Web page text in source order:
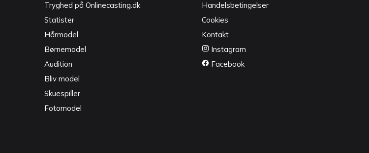
Tryghed på Onlinecasting.dk
Statister
Hårmodel
Børnemodel
Audition
Bliv model
Skuespiller
Fotomodel
Handelsbetingelser
Cookies
Kontakt
Instagram
Facebook